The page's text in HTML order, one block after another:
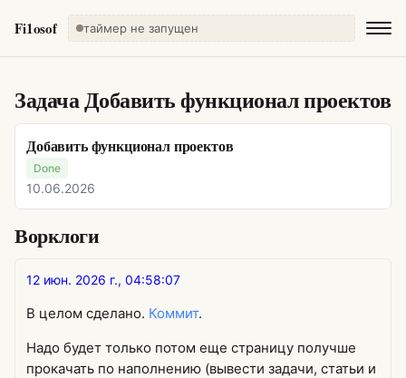
Fi1osof таймер не запущен
ЗадачаДобавить функционал проектов
Добавить функционал проектов
Done
10.06.2026
Ворклоги
12 июн. 2026 г., 04:58:07
В целом сделано. Коммит.
Надо будет только потом еще страницу получше
прокачать по наполнению (вывести задачи, статьи и